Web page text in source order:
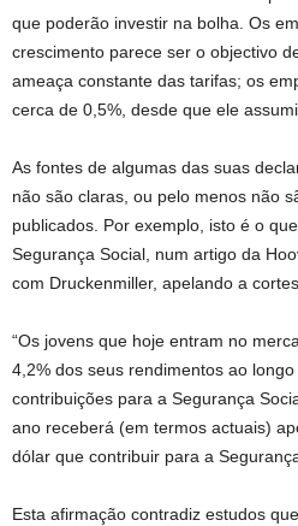
que poderão investir na bolha. Os
crescimento parece ser o objectivo
ameaça constante das tarifas; os
cerca de 0,5%, desde que ele
As fontes de algumas das suas
não são claras, ou pelo menos não
publicados. Por exemplo, isto é o
Segurança Social, num artigo da
com Druckenmiller, apelando a
“Os jovens que hoje entram no
4,2% dos seus rendimentos ao
contribuições para a Segurança
ano receberá (em termos actuais)
dólar que contribuir para a
Esta afirmação contradiz estudos